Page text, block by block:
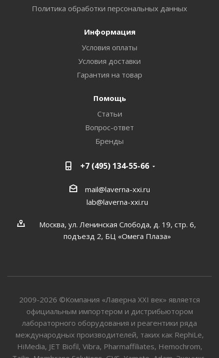
Политика обработки персональных данных
Информация
Условия оплаты
Условия доставки
Гарантия на товар
Помощь
Статьи
Вопрос-ответ
Бренды
+7 (495) 134-55-66
mail@laverna-xxi.ru
lab@laverna-xxi.ru
Москва, ул. Ленинская Слобода, д. 19, стр. 6,
подъезд 2, БЦ «Омега Плаза»
2009-2026 ©Компания «Лаверна XXI век» является
официальным импортером и дистрибьютором
лабораторного оборудования и реагентики ряда
международных производителей, таких как RephiLe,
HiMedia, JET Biofil, Vibra, Pharmaffiliates, Hemochrom,